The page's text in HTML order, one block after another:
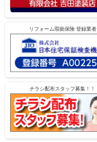
リフォーム瑕疵保険 登録業者
チラシ配布スタッフ募集！！